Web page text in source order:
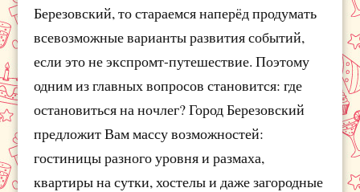
Березовский, то стараемся наперёд продумать
всевозможные варианты развития событий,
если это не экспромт-путешествие. Поэтому
одним из главных вопросов становится: где
остановиться на ночлег? Город Березовский
предложит Вам массу возможностей:
гостиницы разного уровня и размаха,
квартиры на сутки, хостелы и даже загородные